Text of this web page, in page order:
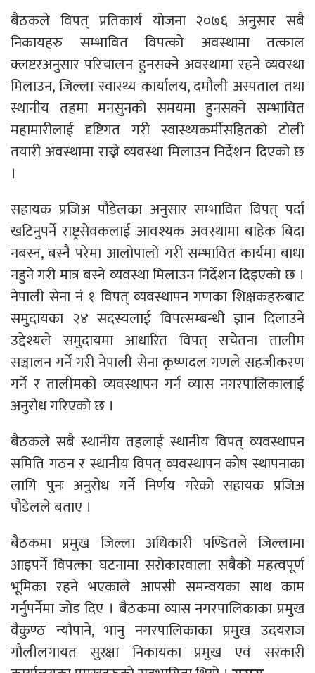
बैठकले विपत् प्रतिकार्य योजना २०७६ अनुसार सबै
निकायहरु सम्भावित विपत्को अवस्थामा तत्काल
क्लष्टरअनुसार परिचालन हुनसक्ने अवस्थामा रहने व्यवस्था
मिलाउन, जिल्ला स्वास्थ्य कार्यालय, दमौली अस्पताल तथा
स्थानीय तहमा मनसुनको समयमा हुनसक्ने सम्भावित
महामारीलाई दृष्टिगत गरी स्वास्थ्यकर्मीसहितको टोली
तयारी अवस्थामा राख्ने व्यवस्था मिलाउन निर्देशन दिएको छ
।
सहायक प्रजिअ पौडेलका अनुसार सम्भावित विपत् पर्दा
खटिनुपर्ने राष्ट्रसेवकलाई आवश्यक अवस्थामा बाहेक बिदा
नबस्न, बस्नै परेमा आलोपालो गरी सम्भावित कार्यमा बाधा
नहुने गरी मात्र बस्ने व्यवस्था मिलाउन निर्देशन दिइएको छ ।
नेपाली सेना नं १ विपत् व्यवस्थापन गणका शिक्षकहरुबाट
समुदायका २४ सदस्यलाई विपत्सम्बन्धी ज्ञान दिलाउने
उद्देश्यले समुदायमा आधारित विपत् सचेतना तालीम
सञ्चालन गर्ने गरी नेपाली सेना कृष्णदल गणले सहजीकरण
गर्ने र तालीमको व्यवस्थापन गर्न व्यास नगरपालिकालाई
अनुरोध गरिएको छ ।
बैठकले सबै स्थानीय तहलाई स्थानीय विपत् व्यवस्थापन
समिति गठन र स्थानीय विपत् व्यवस्थापन कोष स्थापनाका
लागि पुनः अनुरोध गर्ने निर्णय गरेको सहायक प्रजिअ
पौडेलले बताए ।
बैठकमा प्रमुख जिल्ला अधिकारी पण्डितले जिल्लामा
आइपर्ने विपत्का घटनामा सरोकारवाला सबैको महत्वपूर्ण
भूमिका रहने भएकाले आपसी समन्वयका साथ काम
गर्नुपर्नेमा जोड दिए । बैठकमा व्यास नगरपालिकाका प्रमुख
वैकुण्ठ न्यौपाने, भानु नगरपालिकाका प्रमुख उदयराज
गौलीलगायत सुरक्षा निकायका प्रमुख एवं सरकारी